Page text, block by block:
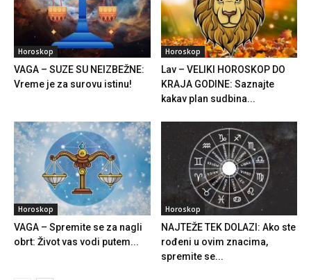
Horoskop
VAGA – SUZE SU NEIZBEŽNE:
Vreme je za surovu istinu!
Horoskop
Lav – VELIKI HOROSKOP DO
KRAJA GODINE: Saznajte
kakav plan sudbina...
Horoskop
VAGA – Spremite se za nagli
obrt: Život vas vodi putem...
Horoskop
NAJTEŽE TEK DOLAZI: Ako ste
rođeni u ovim znacima,
spremite se...